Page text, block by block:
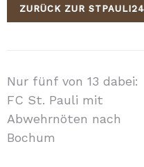
ZURÜCK ZUR
Nur fünf von 13 dabei:
FC St. Pauli mit
Abwehrnöten nach
Bochum